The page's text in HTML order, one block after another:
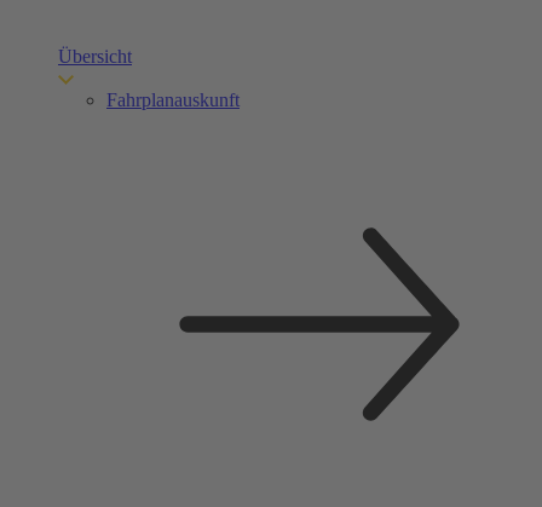
Übersicht
Fahrplanauskunft